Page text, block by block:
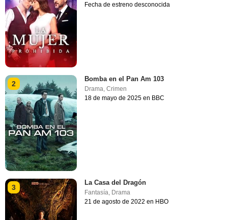
Fecha de estreno desconocida
2
Bomba en el Pan Am 103
Drama,Crimen
18 de mayo de 2025 en BBC
3
La Casa del Dragón
Fantasía, Drama
21 de agosto de 2022 en HBO